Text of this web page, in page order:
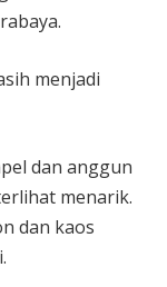
menjadi
dan anggun
menarik.
dan kaos